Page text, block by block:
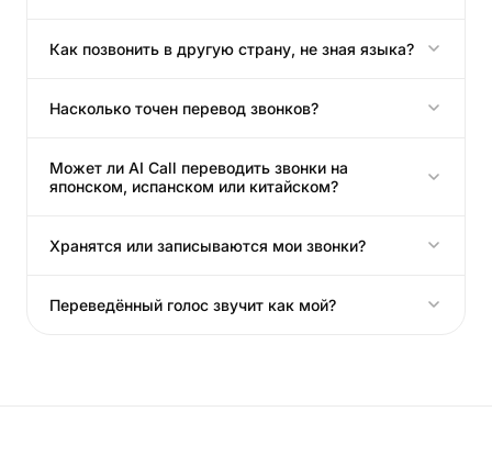
Как позвонить в другую страну, не зная языка?
Насколько точен перевод звонков?
Может ли AI Call переводить звонки на
японском, испанском или китайском?
Хранятся или записываются мои звонки?
Переведённый голос звучит как мой?